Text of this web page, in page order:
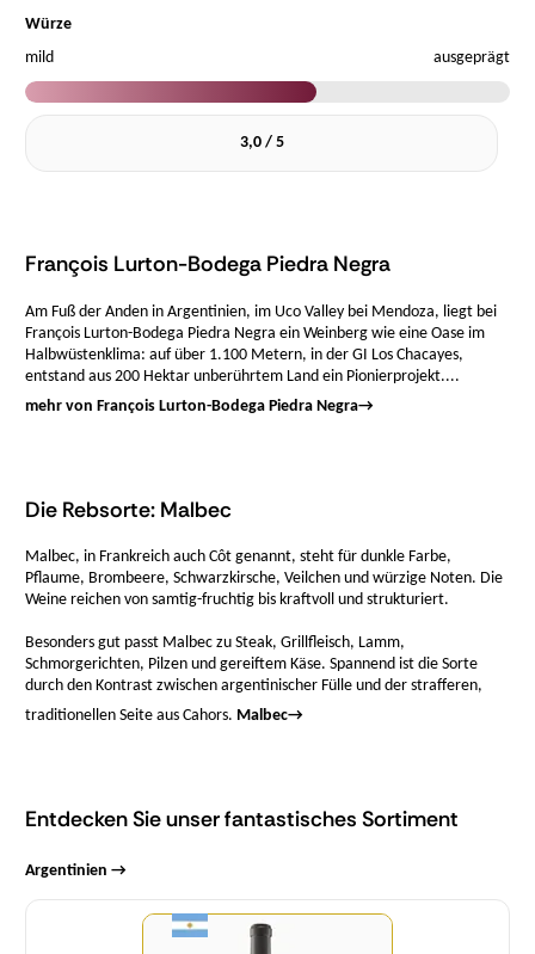
Würze
mild
ausgeprägt
3,0 / 5
François Lurton-Bodega Piedra Negra
Am Fuß der Anden in Argentinien, im Uco Valley bei Mendoza, liegt bei
François Lurton-Bodega Piedra Negra ein Weinberg wie eine Oase im
Halbwüstenklima: auf über 1.100 Metern, in der GI Los Chacayes,
entstand aus 200 Hektar unberührtem Land ein Pionierprojekt....
mehr von François Lurton-Bodega Piedra Negra→
Die Rebsorte: Malbec
Malbec, in Frankreich auch Côt genannt, steht für dunkle Farbe,
Pflaume, Brombeere, Schwarzkirsche, Veilchen und würzige Noten. Die
Weine reichen von samtig-fruchtig bis kraftvoll und strukturiert.
Besonders gut passt Malbec zu Steak, Grillfleisch, Lamm,
Schmorgerichten, Pilzen und gereiftem Käse. Spannend ist die Sorte
durch den Kontrast zwischen argentinischer Fülle und der strafferen,
traditionellen Seite aus Cahors. Malbec→
Entdecken Sie unser fantastisches Sortiment
Argentinien →
Menge